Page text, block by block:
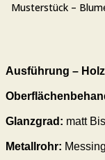
Musterstück –
Ausführung –
Glanzgrad: matt
Metallrohr: